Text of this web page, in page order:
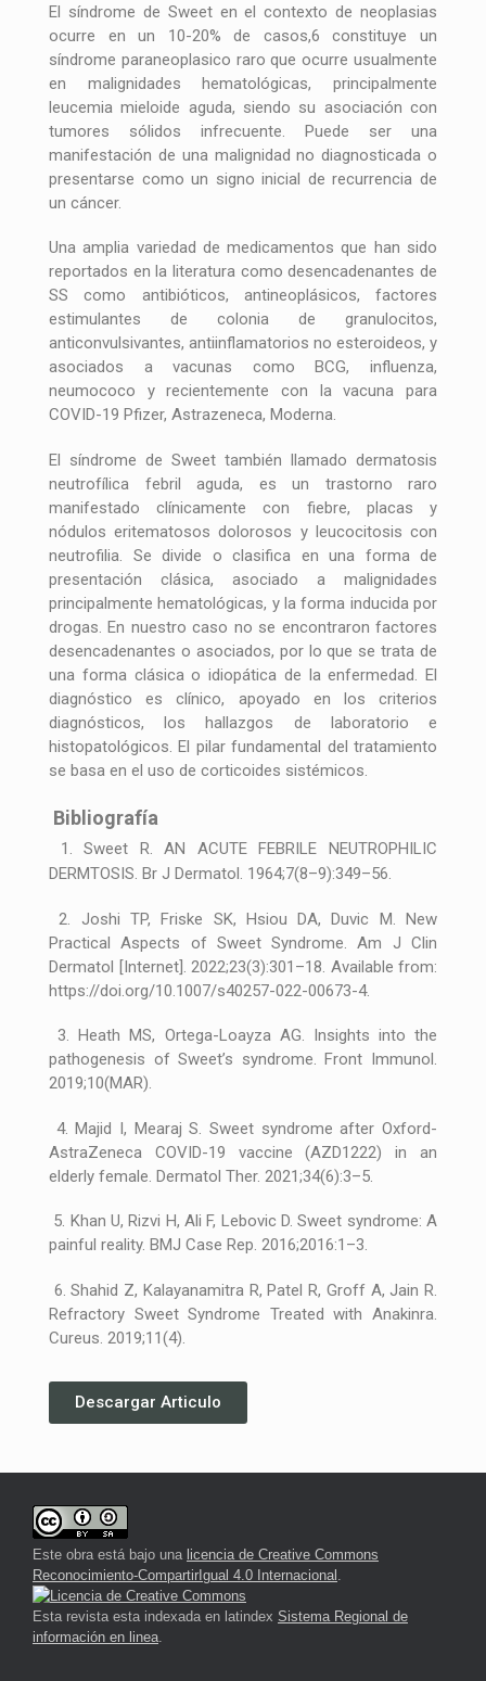
El síndrome de Sweet en el contexto de neoplasias
ocurre en un 10-20% de casos,6 constituye un
síndrome paraneoplasico raro que ocurre usualmente
en malignidades hematológicas, principalmente
leucemia mieloide aguda, siendo su asociación con
tumores sólidos infrecuente. Puede ser una
manifestación de una malignidad no diagnosticada o
presentarse como un signo inicial de recurrencia de
un cáncer.
Una amplia variedad de medicamentos que han sido
reportados en la literatura como desencadenantes de
SS como antibióticos, antineoplásicos, factores
estimulantes de colonia de granulocitos,
anticonvulsivantes, antiinflamatorios no esteroideos, y
asociados a vacunas como BCG, influenza,
neumococo y recientemente con la vacuna para
COVID-19 Pfizer, Astrazeneca, Moderna.
El síndrome de Sweet también llamado dermatosis
neutrofílica febril aguda, es un trastorno raro
manifestado clínicamente con fiebre, placas y
nódulos eritematosos dolorosos y leucocitosis con
neutrofilia. Se divide o clasifica en una forma de
presentación clásica, asociado a malignidades
principalmente hematológicas, y la forma inducida por
drogas. En nuestro caso no se encontraron factores
desencadenantes o asociados, por lo que se trata de
una forma clásica o idiopática de la enfermedad. El
diagnóstico es clínico, apoyado en los criterios
diagnósticos, los hallazgos de laboratorio e
histopatológicos. El pilar fundamental del tratamiento
se basa en el uso de corticoides sistémicos.
Bibliografía
1. Sweet R. AN ACUTE FEBRILE NEUTROPHILIC
DERMTOSIS. Br J Dermatol. 1964;7(8–9):349–56.
2. Joshi TP, Friske SK, Hsiou DA, Duvic M. New
Practical Aspects of Sweet Syndrome. Am J Clin
Dermatol [Internet]. 2022;23(3):301–18. Available from:
https://doi.org/10.1007/s40257-022-00673-4.
3. Heath MS, Ortega-Loayza AG. Insights into the
pathogenesis of Sweet’s syndrome. Front Immunol.
2019;10(MAR).
4. Majid I, Mearaj S. Sweet syndrome after Oxford-
AstraZeneca COVID-19 vaccine (AZD1222) in an
elderly female. Dermatol Ther. 2021;34(6):3–5.
5. Khan U, Rizvi H, Ali F, Lebovic D. Sweet syndrome: A
painful reality. BMJ Case Rep. 2016;2016:1–3.
6. Shahid Z, Kalayanamitra R, Patel R, Groff A, Jain R.
Refractory Sweet Syndrome Treated with Anakinra.
Cureus. 2019;11(4).
Descargar Articulo
Este obra está bajo una licencia de Creative Commons
Reconocimiento-CompartirIgual 4.0 Internacional .
Esta revista esta indexada en latindex Sistema Regional de
información en linea.